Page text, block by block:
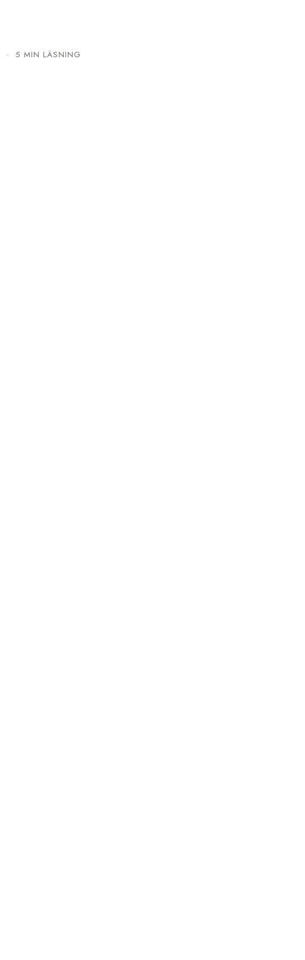
· 5 MIN LÄSNING